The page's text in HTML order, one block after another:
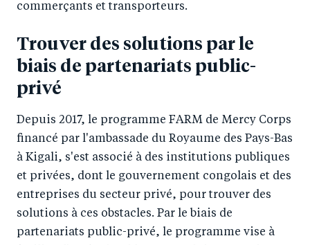
commerçants et transporteurs.
Trouver des solutions par le
biais de partenariats public-
privé
Depuis 2017, le programme FARM de Mercy Corps
financé par l'ambassade du Royaume des Pays-Bas
à Kigali, s'est associé à des institutions publiques
et privées, dont le gouvernement congolais et des
entreprises du secteur privé, pour trouver des
solutions à ces obstacles. Par le biais de
partenariats public-privé, le programme vise à